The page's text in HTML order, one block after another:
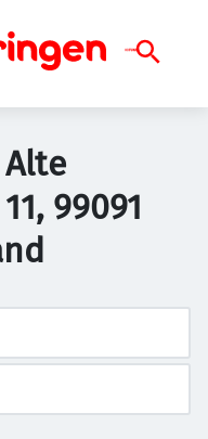
99091